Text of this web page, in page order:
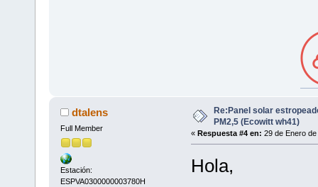
dtalens
Full Member
Estación:
ESPVA0300000003780H
Re:Panel solar
PM2,5 (Ecowitt wh41)
« Respuesta #4 en: 29 de Enero
Hola,